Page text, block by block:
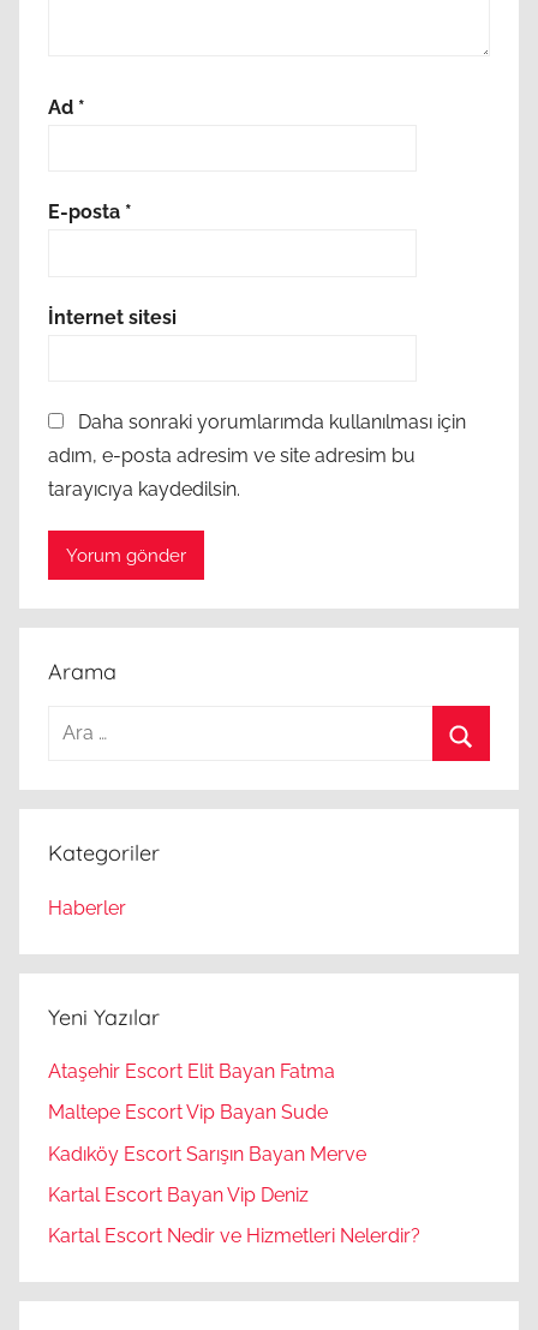
Ad *
E-posta *
İnternet sitesi
Daha sonraki yorumlarımda kullanılması için
adım, e-posta adresim ve site adresim bu
tarayıcıya kaydedilsin.
Arama
Arama:
Kategoriler
Haberler
Yeni Yazılar
Ataşehir Escort Elit Bayan Fatma
Maltepe Escort Vip Bayan Sude
Kadıköy Escort Sarışın Bayan Merve
Kartal Escort Bayan Vip Deniz
Kartal Escort Nedir ve Hizmetleri Nelerdir?